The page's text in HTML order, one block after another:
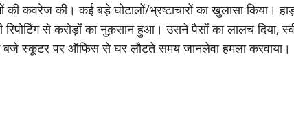
कवरेज की। कई बड़े घोटालों/भ्रष्टाचारों का खुलासा किया।
रिपोर्टिंग से करोड़ों का नुक़सान हुआ। उसने पैसों का लालच दिया,
बजे स्कूटर पर ऑफिस से घर लौटते समय जानलेवा हमला करवाया।